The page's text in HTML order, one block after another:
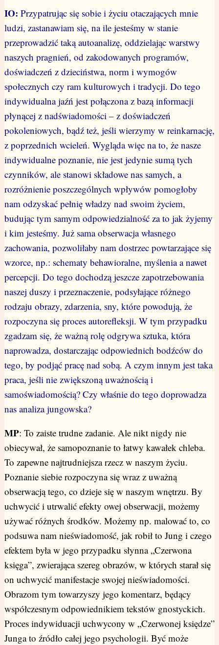
IO: Przypatrując się sobie i życiu otaczających mnie
ludzi, zastanawiam się, na ile jesteśmy w stanie
przeprowadzić taką autoanalizę, oddzielając warstwy
naszych pragnień, od zakodowanych programów,
doświadczeń z dzieciństwa, norm i wymogów
społecznych czy ram kulturowych i tradycji. Do tego
indywidualna jaźń jest połączona z bazą informacji
płynącej z nadświadomości – z doświadczeń
pokoleniowych, bądź też, jeśli wierzymy w reinkarnację,
z poprzednich wcieleń. Wygląda więc na to, że nasze
indywidualne poznanie, nie jest jedynie sumą tych
czynników, ale stanowi składowe nas samych, a
rozróżnienie poszczególnych wpływów pomogłoby
nam odzyskać pełnię władzy nad swoim życiem,
budując tym samym odpowiedzialność za to jak żyjemy
i kim jesteśmy. Już sama obserwacja własnego
zachowania, pozwoliłaby nam dostrzec powtarzające się
wzorce, np.: schematy behawioralne, myślenia a nawet
percepcji. Do tego dochodzą jeszcze zapotrzebowania
naszej duszy i przeznaczenie, podsyłające różnego
rodzaju obrazy, zdarzenia, sny, które powodują, że
rozpoczyna się proces autorefleksji. W tym przypadku
zgadzam się, że ważną rolę odgrywa sztuka, która
naprowadza, dostarczając odpowiednich bodźców do
tego, by podjąć pracę nad sobą. A czym innym jest taka
praca, jeśli nie zwiększoną uważnością i
samoświadomością? Czy właśnie do tego doprowadza
nas analiza jungowska?
MP: To zaiste trudne zadanie. Ale nikt nigdy nie
obiecywał, że samopoznanie to łatwy kawałek chleba.
To zapewne najtrudniejsza rzecz w naszym życiu.
Poznanie siebie rozpoczyna się wraz z uważną
obserwacją tego, co dzieje się w naszym wnętrzu. By
uchwycić i utrwalić efekty owej obserwacji, możemy
używać różnych środków. Możemy np. malować to, co
podsuwa nam nieświadomość, jak robił to Jung i czego
efektem była w jego przypadku słynna „Czerwona
księga”, zwierająca szereg obrazów, w których starał się
on uchwycić manifestacje swojej nieświadomości.
Obrazom tym towarzyszy jego komentarz, będący
współczesnym odpowiednikiem tekstów gnostyckich.
Proces indywiduacji uchwycony w „Czerwonej księdze”
Junga to źródło całej jego psychologii. Być może